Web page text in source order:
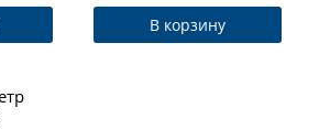
В корзину